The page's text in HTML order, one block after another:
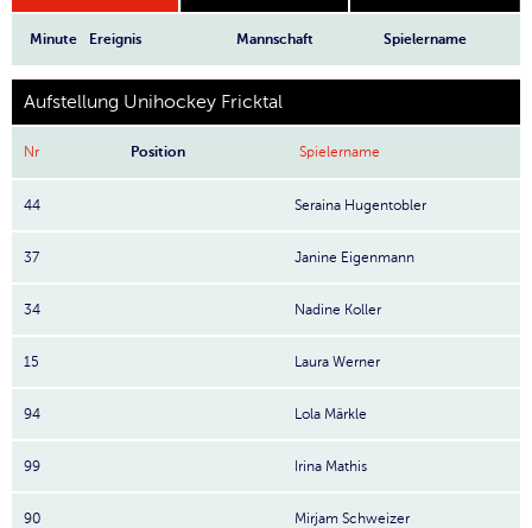
Minute Ereignis Mannschaft Spielername
Aufstellung Unihockey Fricktal
Nr Position Spielername
44 Seraina Hugentobler
37 Janine Eigenmann
34 Nadine Koller
15 Laura Werner
94 Lola Märkle
99 Irina Mathis
90 Mirjam Schweizer